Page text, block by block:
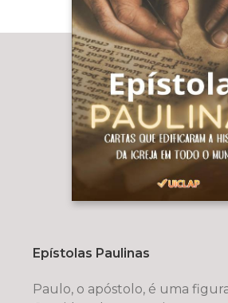
Epístolas Paulinas
Paulo, o apóstolo, é uma